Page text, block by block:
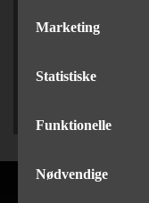
Marketing
Statistiske
Funktionelle
Nødvendige